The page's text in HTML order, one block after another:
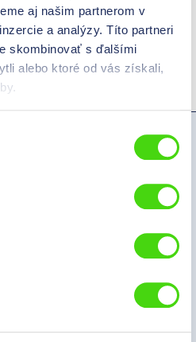
aj našim partnerom v
a analýzy. Títo partneri
skombinovať s ďalšími
alebo ktoré od vás získali,
uhradená pri platbe na faktúru
kontaktujte.